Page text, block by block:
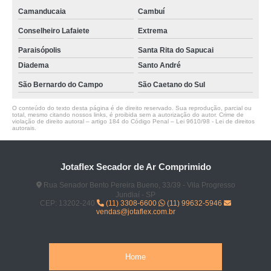
Camanducaia Cambuí
Conselheiro Lafaiete Extrema
Paraisópolis
Santa Rita do Sapucai
Diadema
Santo André
São Bernardo do Campo São Caetano do Sul
O conteúdo do texto desta página é de direito reservado. Sua reprodução, parcial ou
total, mesmo citando nossos links, é proibida sem a autorização do autor. Crime de
violação de direito autoral – artigo 184 do Código Penal – Lei 9610/98 - Lei de direitos
autorais
Jotaflex Secador de Ar Comprimido
Rua Senador Bento Pereira Bueno, 33/39 - Vila Progresso
Jundiaí - SP
CEP: 13202-240
(11) 3308-6600
(11) 99632-5946
vendas@jotaflex.com.br
Home